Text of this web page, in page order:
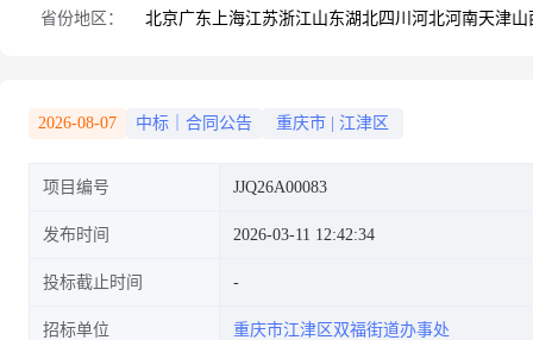
省份地区： 北京广东 上海江苏浙江山东湖北四川 河北河南天津山
2026-08-07 中标｜合同公告 重庆市 江津区
项目编号 JJQ26A00083
发布时间 2026-03-11 12:42:34
投标截止时间
招标单位 重庆市江津区双福街道办事处